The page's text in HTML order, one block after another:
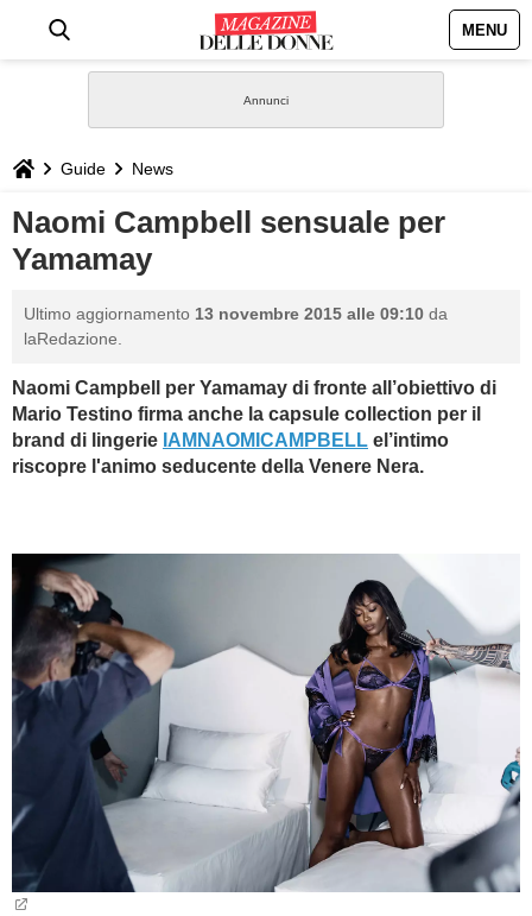
MENU
STILE
BIOGRAFIE
DEFINIZIONI
GASTRONOMIA
CAPELLI
BAMBINO
DIETA
GUIDE
FORUM
Guide News
Naomi Campbell sensuale per
Yamamay
Ultimo aggiornamento 13 novembre 2015 alle 09:10 da
laRedazione.
Naomi Campbell per Yamamay di fronte all’obiettivo di
Mario Testino firma anche la capsule collection per il
brand di lingerie IAMNAOMICAMPBELL el’intimo
riscopre l'animo seducente della Venere Nera.